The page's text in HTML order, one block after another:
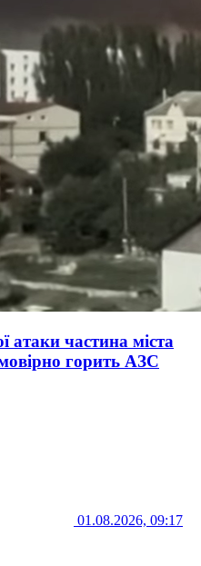
атаки частина міста
горить АЗС
01.08.2026, 09:17